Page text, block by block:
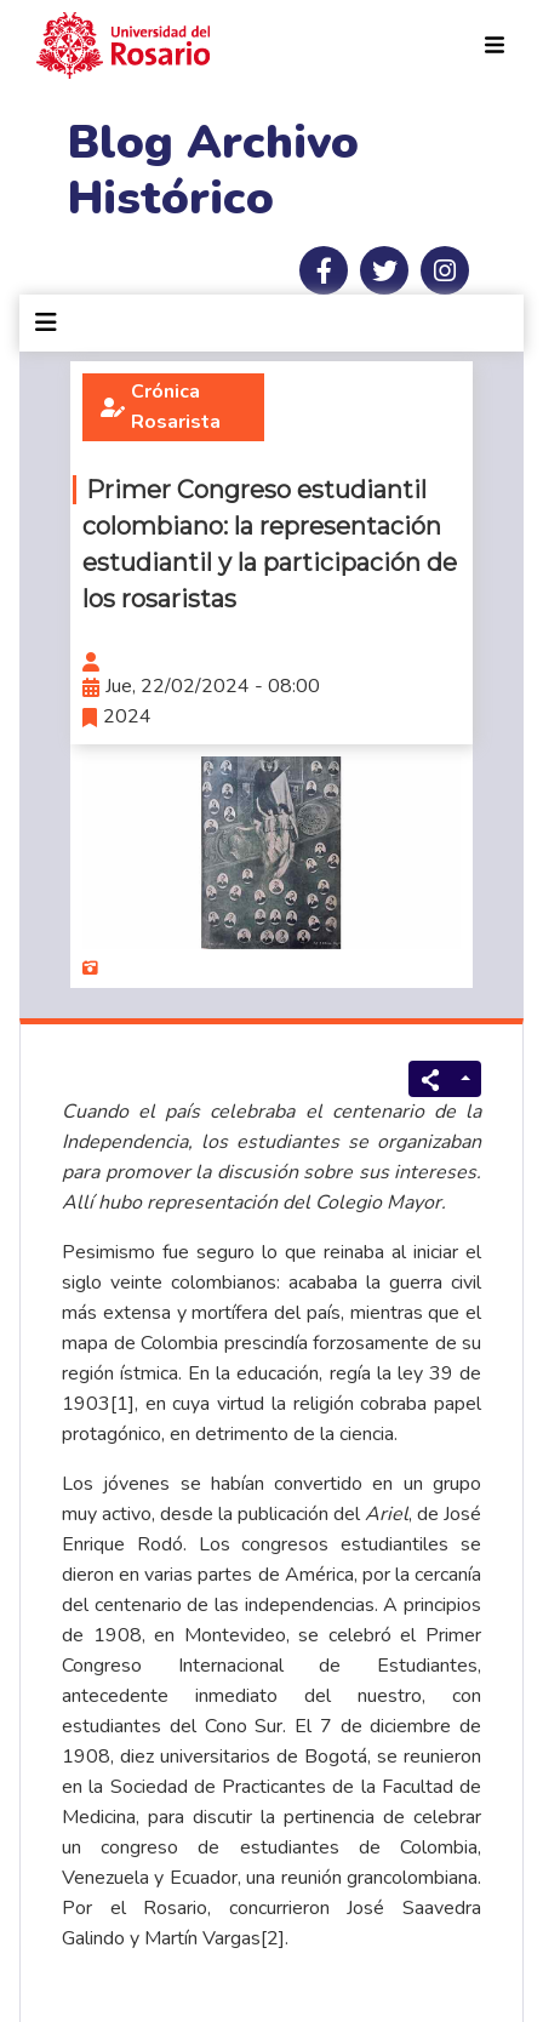
Blog Archivo
Histórico
Crónica
Rosarista
Primer Congreso estudiantil
colombiano: la representación
estudiantil y la participación de
los rosaristas
Jue, 22/02/2024 - 08:00
2024
Cuando el país celebraba el centenario de la
Independencia, los estudiantes se organizaban
para promover la discusión sobre sus intereses.
Allí hubo representación del Colegio Mayor.
Pesimismo fue seguro lo que reinaba al iniciar el
siglo veinte colombianos: acababa la guerra civil
más extensa y mortífera del país, mientras que el
mapa de Colombia prescindía forzosamente de su
región ístmica. En la educación, regía la ley 39 de
1903[1], en cuya virtud la religión cobraba papel
protagónico, en detrimento de la ciencia.
Los jóvenes se habían convertido en un grupo
muy activo, desde la publicación delAriel, de José
Enrique Rodó. Los congresos estudiantiles se
dieron en varias partes de América, por la cercanía
del centenario de las independencias. A principios
de 1908, en Montevideo, se celebró el Primer
Congreso Internacional de Estudiantes,
antecedente inmediato del nuestro, con
estudiantes del Cono Sur. El 7 de diciembre de
1908, diez universitarios de Bogotá, se reunieron
en la Sociedad de Practicantes de la Facultad de
Medicina, para discutir la pertinencia de celebrar
un congreso de estudiantes de Colombia,
Venezuela y Ecuador, una reunión grancolombiana.
Por el Rosario, concurrieron José Saavedra
Galindo y Martín Vargas[2].